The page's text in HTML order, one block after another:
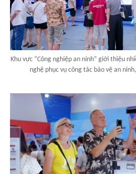
Khu vực “Công nghiệp an ninh” giới thiệu
nghệ phục vụ công tác bảo vệ an